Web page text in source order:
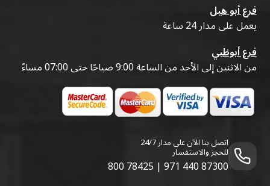
فرع أبو هيل
يعمل على مدار 24 ساعة
فرع أبوظبي
من الاثنين إلى الأحد من الساعة 9:00 صباحًا حتى 07:00 مساءً
اتصل بنا الآن على مدار 24/7
للحجز والاستفسار
800 78425 | 971 440 87300